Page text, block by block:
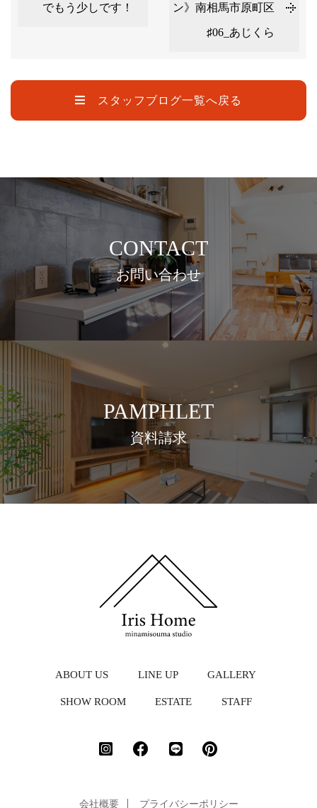
でもう少しです！ ン》南相馬市原町区
♯06_あじくら
スタッフブログ一覧へ戻る
CONTACT
お問い合わせ
PAMPHLET
資料請求
ABOUT US LINE UP GALLERY
SHOW ROOM ESTATE STAFF
会社概要 プライバシーポリシー